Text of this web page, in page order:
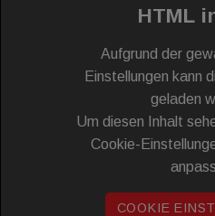
HTML
Aufgrund der
Einstellungen kann
geladen
Um diesen Inhalt
Cookie-
COOKIE